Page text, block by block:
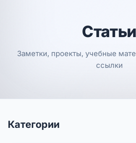
Статьи
Заметки, проекты, учебные
ссылки
Категории